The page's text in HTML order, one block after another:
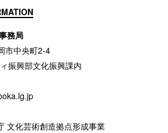
務局
市中央町2-4
振興部文化振興課内
文化芸術創造拠点形成事業